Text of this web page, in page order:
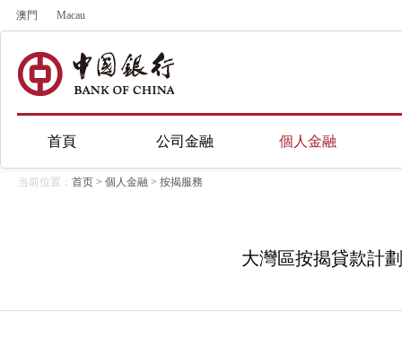
澳門 Macau
首頁 公司金融 個人金融
当前位置： 首页 > 個人金融 > 按揭服務
大灣區按揭貸款計劃